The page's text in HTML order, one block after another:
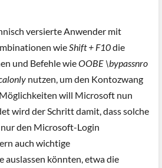
versierte Anwender mit
wie Shift + F10die
und Befehle wieOOBE \bypassnro
nutzen, um den Kontozwang
will Microsoft nun
wird der Schritt damit, dass solche
den Microsoft-Login
auch wichtige
auslassen könnten, etwa die